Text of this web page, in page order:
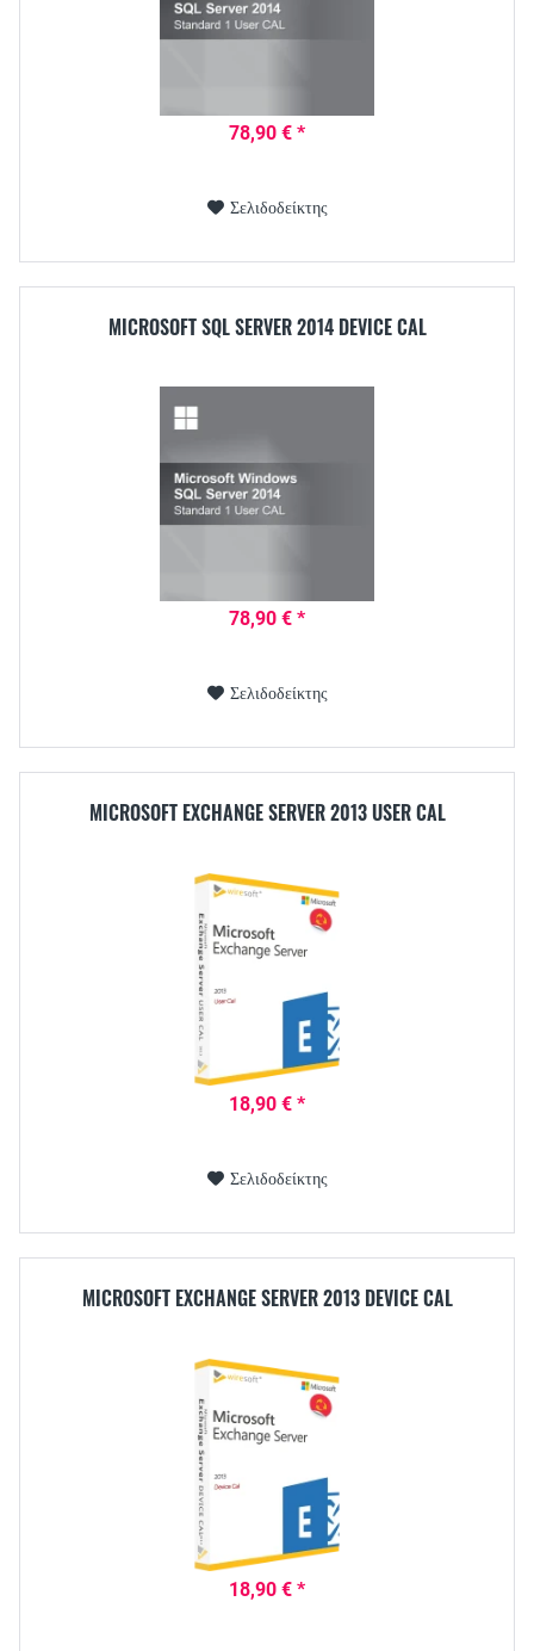
78,90 € *
Σελιδοδείκτης
MICROSOFT SQL SERVER 2014 DEVICE CAL
78,90 € *
Σελιδοδείκτης
MICROSOFT EXCHANGE SERVER 2013 USER CAL
18,90 € *
Σελιδοδείκτης
MICROSOFT EXCHANGE SERVER 2013 DEVICE CAL
18,90 € *